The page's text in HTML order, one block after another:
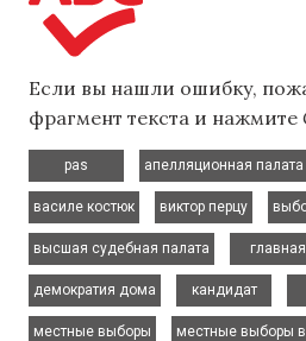
Если вы нашли ошибку,
фрагмент текста и нажмите
pas
апелляционная палата
василе костюк
виктор перцу
высшая судебная палата
главная
демократия дома
кандидат
местные выборы
местные выборы